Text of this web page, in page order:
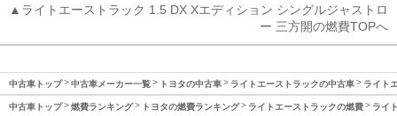
▲ライトエーストラック 1.5 DX Xエディション シングルジャストロ
ー 三方開の燃費TOPへ
中古車トップ 中古車メーカー一覧 トヨタの中古車 ライトエーストラックの中古車 ライト
中古車トップ 燃費ランキング トヨタの燃費ランキング ライトエーストラックの燃費 ライ